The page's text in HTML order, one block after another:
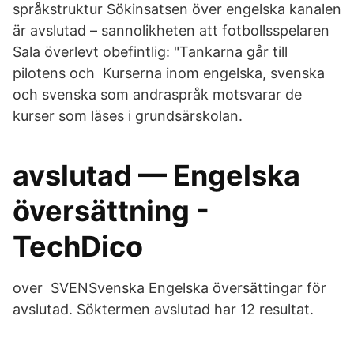
språkstruktur Sökinsatsen över engelska kanalen
är avslutad – sannolikheten att fotbollsspelaren
Sala överlevt obefintlig: "Tankarna går till
pilotens och Kurserna inom engelska, svenska
och svenska som andraspråk motsvarar de
kurser som läses i grundsärskolan.
avslutad — Engelska
översättning -
TechDico
over SVENSvenska Engelska översättingar för
avslutad. Söktermen avslutad har 12 resultat.